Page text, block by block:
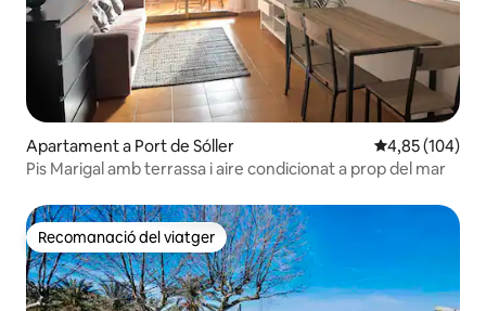
Apartament a Port de Sóller 4,85 de
4,85 (104)
Pis Marigal amb terrassa i aire condicionat a prop del mar
Recomanació del viatger
Recomanació del viatger